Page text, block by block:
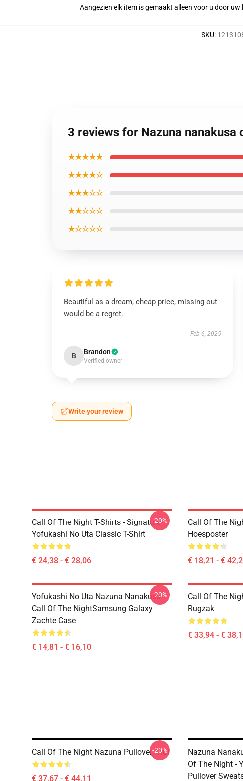
Aangezien elk item is gemaakt alleen voor u door
SKU:
3 reviews for Nazuna
★★★★★
★★★★☆
★★★☆☆
★★☆☆☆
★☆☆☆☆
Beautiful as a dream, cheap price, missing out
would be a regret.
Feb 6, 2025
B Brandon
Verified owner
Write your review
Call Of The Night T-Shirts - Signature
Yofukashi No Uta Classic T-Shirt
€ 24,38 - € 28,06
-20%
Call Of The
Hoesposter
€ 18,21 - €
Yofukashi No Uta Nazuna Nanakusa
Call Of The NightSamsung Galaxy
Zachte Case
€ 14,81 - € 16,10
-20%
Call Of The
Rugzak
€ 33,94 - €
Call Of The Night Nazuna Pullover. Trui
€ 37,67 - € 44,11
-20%
Nazuna
Of The Night -
Pullover